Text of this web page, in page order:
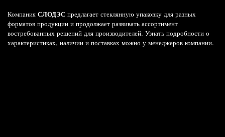
Компания СЛОДЭС предлагает стеклянную упаковку для разных
форматов продукции и продолжает развивать ассортимент
востребованных решений для производителей. Узнать подробности о
характеристиках, наличии и поставках можно у менеджеров компании.